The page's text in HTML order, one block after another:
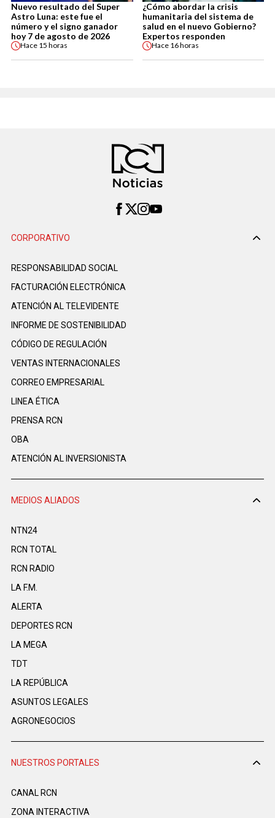
Nuevo resultado del Super
Astro Luna: este fue el
número y el signo ganador
hoy 7 de agosto de 2026
Hace 15 horas
¿Cómo abordar la crisis
humanitaria del sistema de
salud en el nuevo Gobierno?
Expertos responden
Hace 16 horas
CORPORATIVO
RESPONSABILIDAD SOCIAL
FACTURACIÓN ELECTRÓNICA
ATENCIÓN AL TELEVIDENTE
INFORME DE SOSTENIBILIDAD
CÓDIGO DE REGULACIÓN
VENTAS INTERNACIONALES
CORREO EMPRESARIAL
LINEA ÉTICA
PRENSA RCN
OBA
ATENCIÓN AL INVERSIONISTA
MEDIOS ALIADOS
NTN24
RCN TOTAL
RCN RADIO
LA F.M.
ALERTA
DEPORTES RCN
LA MEGA
TDT
LA REPÚBLICA
ASUNTOS LEGALES
AGRONEGOCIOS
NUESTROS PORTALES
CANAL RCN
ZONA INTERACTIVA